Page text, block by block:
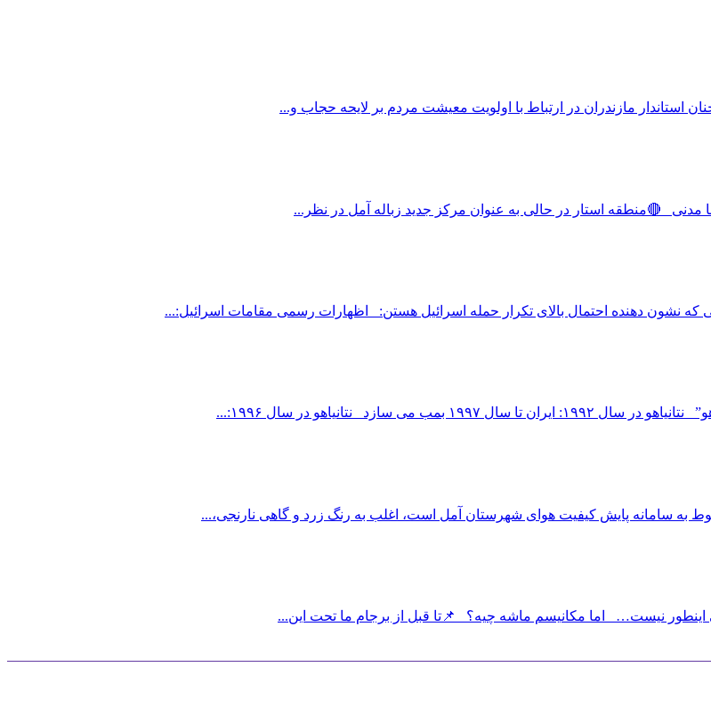
مازندران در ارتباط با اولویت معیشت مردم بر لایحه حجاب و...
🔴منطقه استار در حالی به عنوان مرکز جدید زباله آمل در نظر...
که نشون دهنده احتمال بالای تکرار حمله اسرائیل هستن: اظهارات رسمی مقامات اسرائیل:...
سازد نتانیاهو در سال ۱۹۹۶:...
به سامانه پایش کیفیت هوای شهرستان آمل است، اغلب به رنگ زرد و گاهی نارنجی،...
نیست… اما مکانیسم ماشه چیه؟ 📌تا قبل از برجام ما تحت این...